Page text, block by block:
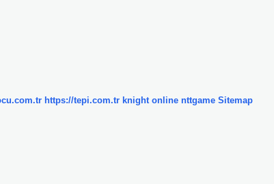
https://tepi.com.tr knight online nttgame Sitemap